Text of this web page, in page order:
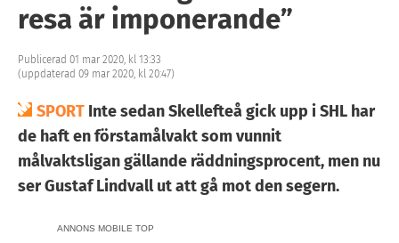
resa är imponerande”
Publicerad 01 mar 2020, kl 13:33
(uppdaterad 09 mar 2020, kl 20:47)
SPORT Inte sedan Skellefteå gick upp i SHL har
de haft en förstamålvakt som vunnit
målvaktsligan gällande räddningsprocent, men nu
ser Gustaf Lindvall ut att gå mot den segern.
ANNONS MOBILE TOP